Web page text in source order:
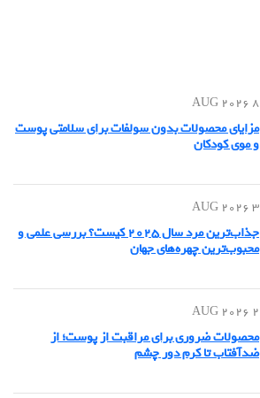
8 AUG 2026
مزایای محصولات بدون سولفات برای سلامتی پوست
و موی کودکان
3 AUG 2026
جذاب‌ترین مرد سال ۲۰۲۵ کیست؟ بررسی علمی و
محبوب‌ترین چهره‌های جهان
2 AUG 2026
محصولات ضروری برای مراقبت از پوست؛ از
ضدآفتاب تا کرم دور چشم